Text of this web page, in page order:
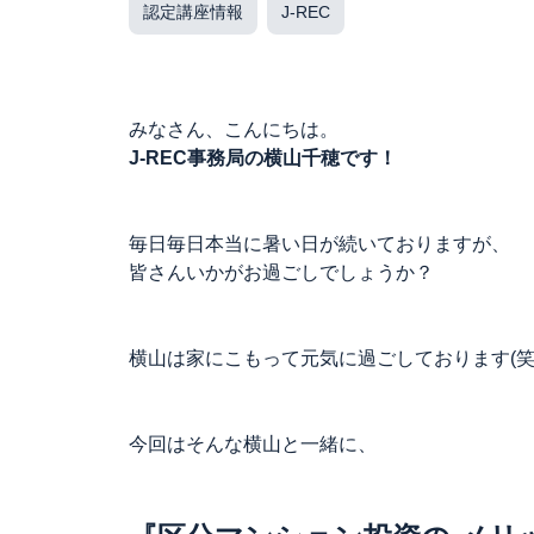
認定講座情報 J-REC
みなさん、こんにちは。
J-REC事務局の横山千穂です！
毎日毎日本当に暑い日が続いておりますが、
皆さんいかがお過ごしでしょうか？
横山は家にこもって元気に過ごしております(
今回はそんな横山と一緒に、